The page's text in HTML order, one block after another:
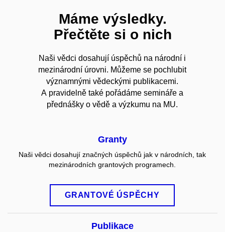
Máme výsledky.
Přečtěte si o nich
Naši vědci dosahují úspěchů na národní i
mezinárodní úrovni. Můžeme se pochlubit
významnými vědeckými publikacemi.
A pravidelně také pořádáme semináře a
přednášky o vědě a výzkumu na MU.
Granty
Naši vědci dosahují značných úspěchů jak v národních, tak
mezinárodních grantových programech.
GRANTOVÉ ÚSPĚCHY
Publikace